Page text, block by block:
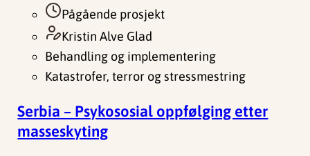
Pågående prosjekt
Kristin Alve Glad
Behandling og implementering
Katastrofer, terror og stressmestring
Serbia – Psykososial oppfølging etter
masseskyting